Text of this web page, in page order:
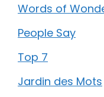
Words of
People Say
Top 7
Jardin des Mots